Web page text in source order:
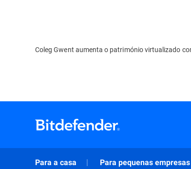
Coleg Gwent aumenta o património virtualizado
Para a casa Para pequenas empresas